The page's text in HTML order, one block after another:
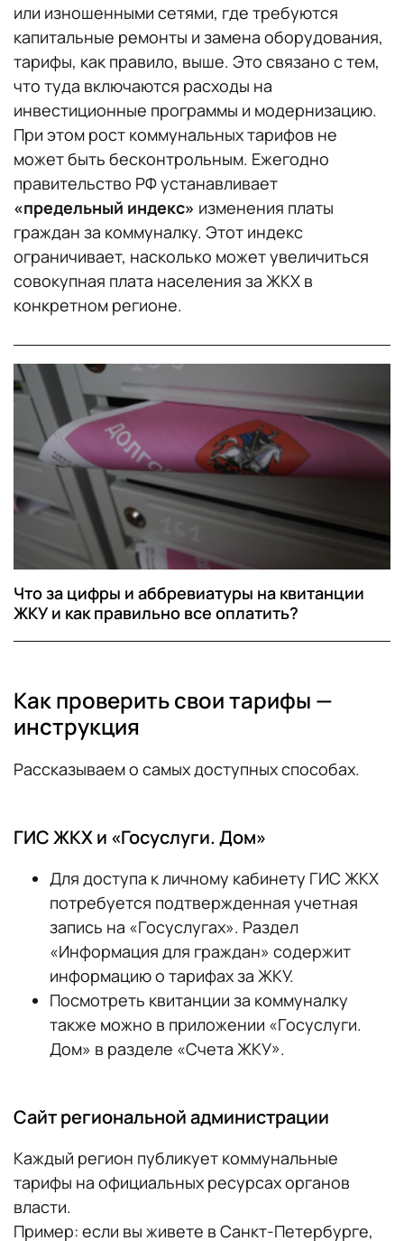
или изношенными сетями, где требуются
капитальные ремонты и замена оборудования,
тарифы, как правило, выше. Это связано с тем,
что туда включаются расходы на
инвестиционные программы и модернизацию.
При этом рост коммунальных тарифов не
может быть бесконтрольным. Ежегодно
правительство РФ устанавливает
«предельный индекс» изменения платы
граждан за коммуналку. Этот индекс
ограничивает, насколько может увеличиться
совокупная плата населения за ЖКХ в
конкретном регионе.
Что за цифры и аббревиатуры на квитанции
ЖКУ и как правильно все оплатить?
Как проверить свои тарифы —
инструкция
Рассказываем о самых доступных способах.
ГИС ЖКХ и «Госуслуги. Дом»
Для доступа к личному кабинету ГИС ЖКХ
потребуется подтвержденная учетная
запись на «Госуслугах». Раздел
«Информация для граждан» содержит
информацию о тарифах за ЖКУ.
Посмотреть квитанции за коммуналку
также можно в приложении «Госуслуги.
Дом» в разделе «Счета ЖКУ».
Сайт региональной администрации
Каждый регион публикует коммунальные
тарифы на официальных ресурсах органов
власти.
Пример: если вы живете в Санкт-Петербурге,